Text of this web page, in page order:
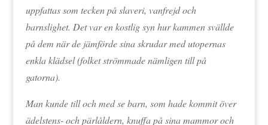
uppfattas som tecken på slaveri, vanfrejd och
barnslighet. Det var en kostlig syn hur kammen svällde
på dem när de jämförde sina skrudar med utopernas
enkla klädsel (folket strömmade nämligen till på
gatorna).
Man kunde till och med se barn, som hade kommit över
ädelstens- och pärlåldern, knuffa på sina mammor och